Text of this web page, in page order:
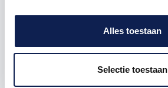
Alles toestaan
Selectie toestaan
verschillende diameters :
15 cm